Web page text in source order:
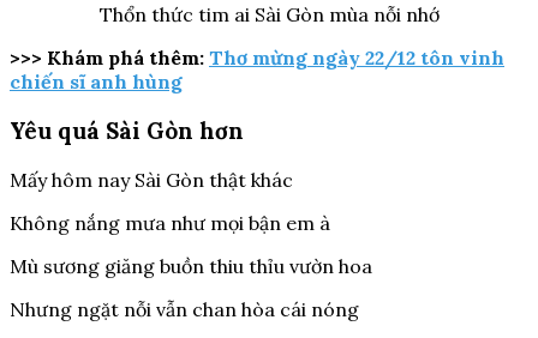
Thổn thức tim ai Sài Gòn mùa nỗi nhớ
>>> Khám phá thêm: Thơ mừng ngày 22/12 tôn vinh
chiến sĩ anh hùng
Yêu quá Sài Gòn hơn
Mấy hôm nay Sài Gòn thật khác
Không nắng mưa như mọi bận em à
Mù sương giăng buồn thiu thỉu vườn hoa
Nhưng ngặt nỗi vẫn chan hòa cái nóng